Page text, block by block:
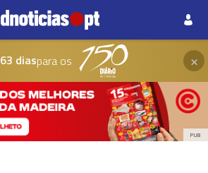
63 diaspara os ×
PUB